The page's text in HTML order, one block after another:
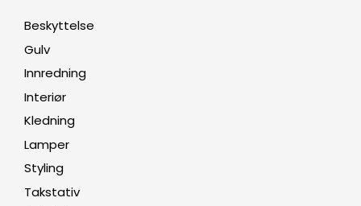
Beskyttelse
Gulv
Innredning
Interiør
Kledning
Lamper
Styling
Takstativ